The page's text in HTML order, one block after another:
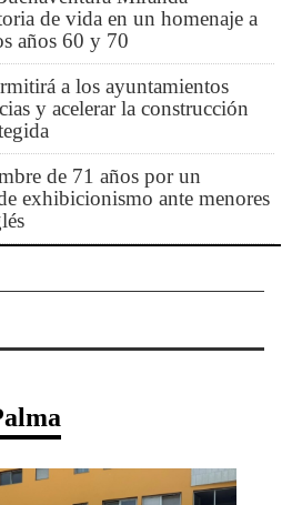
de vida en un homenaje a
años 60 y 70
a los ayuntamientos
y acelerar la construcción
de 71 años por un
exhibicionismo ante menores